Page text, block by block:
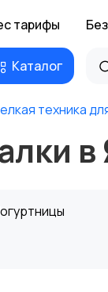
тарифы
Каталог
техника
в